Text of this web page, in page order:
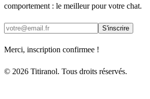
comportement : le meilleur pour votre chat.
S'inscrire
Merci, inscription confirmee !
© 2026 Titiranol. Tous droits réservés.